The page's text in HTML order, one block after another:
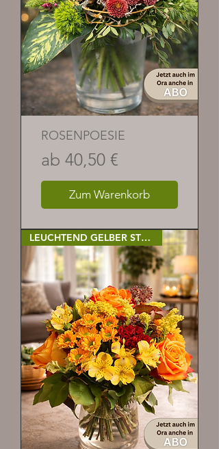
ROSENPOESIE
ab 40,50 €
Sale-Preis
Zum Warenkorb
LEUCHTEND GELBER STRAUSS